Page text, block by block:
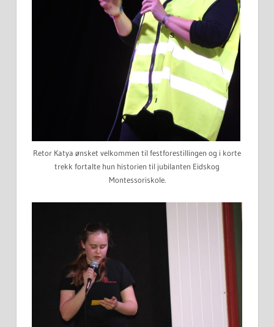
Retor Katya ønsket velkommen til festforestillingen og i korte
trekk fortalte hun historien til jubilanten Eidskog
Montessoriskole.